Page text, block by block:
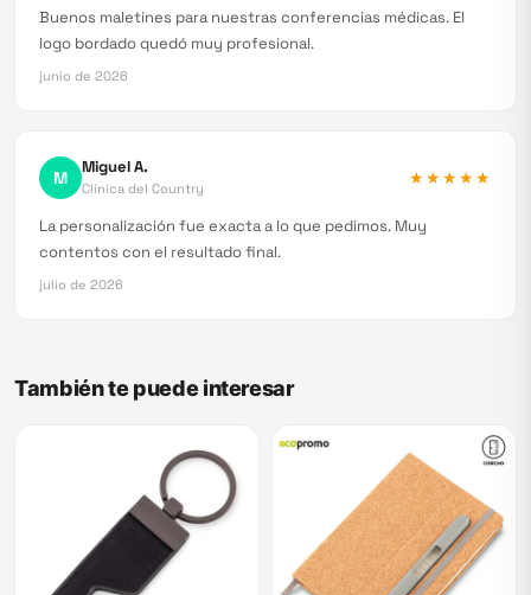
Buenos maletines para nuestras conferencias médicas. El
logo bordado quedó muy profesional.
junio de 2026
M Miguel A.
Clínica del Country
★★★★★
La personalización fue exacta a lo que pedimos. Muy
contentos con el resultado final.
julio de 2026
También te puede interesar